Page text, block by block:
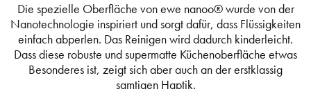
Die spezielle Oberfläche von ewe nanoo® wurde von der
Nanotechnologie inspiriert und sorgt dafür, dass Flüssigkeiten
einfach abperlen. Das Reinigen wird dadurch kinderleicht.
Dass diese robuste und supermatte Küchenoberfläche etwas
Besonderes ist, zeigt sich aber auch an der erstklassig
samtigen Haptik.